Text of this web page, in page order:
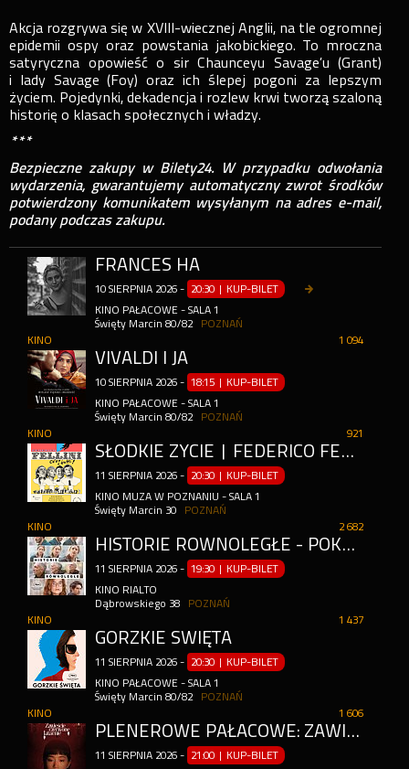
Akcja rozgrywa się w XVIII-wiecznej Anglii, na tle ogromnej
epidemii ospy oraz powstania jakobickiego. To mroczna
satyryczna opowieść o sir Chaunceyu Savage’u (Grant)
i lady Savage (Foy) oraz ich ślepej pogoni za lepszym
życiem. Pojedynki, dekadencja i rozlew krwi tworzą szaloną
historię o klasach społecznych i władzy.
***
Bezpieczne zakupy w Bilety24. W przypadku odwołania
wydarzenia, gwarantujemy automatyczny zwrot środków
potwierdzony komunikatem wysyłanym na adres e-mail,
podany podczas zakupu.
FRANCES HA
10 SIERPNIA 2026 - 20:30 | KUP-BILET
KINO PAŁACOWE - SALA 1
Święty Marcin 80/82
POZNAŃ
1 094
KINO
VIVALDI I JA
10 SIERPNIA 2026 - 18:15 | KUP-BILET
KINO PAŁACOWE - SALA 1
Święty Marcin 80/82
POZNAŃ
921
KINO
SŁODKIE ŻYCIE | FEDERICO FELLINI: CIAO A TUTTI!
11 SIERPNIA 2026 - 20:30 | KUP-BILET
KINO MUZA W POZNANIU - SALA 1
Święty Marcin 30
POZNAŃ
2 682
KINO
HISTORIE RÓWNOLEGŁE - POKAZ PRZEDPREMIEROWY
11 SIERPNIA 2026 - 19:30 | KUP-BILET
KINO RIALTO
Dąbrowskiego 38
POZNAŃ
1 437
KINO
GORZKIE ŚWIĘTA
11 SIERPNIA 2026 - 20:30 | KUP-BILET
KINO PAŁACOWE - SALA 1
Święty Marcin 80/82
POZNAŃ
1 606
KINO
PLENEROWE PAŁACOWE: ZAWIEŚCIE CZERWONE LATARNIE
11 SIERPNIA 2026 - 21:00 | KUP-BILET